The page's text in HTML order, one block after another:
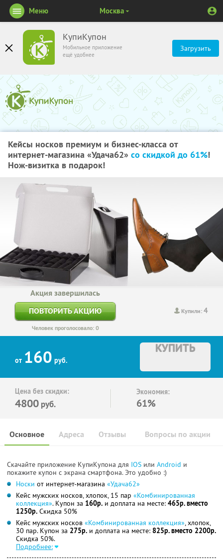
КупиКупон
Мобильное приложение
ещё удобнее
Загрузить
Меню Москва
Кейсы носков премиум и бизнес-класса от
интернет-магазина «Удача62» со скидкой до 61%!
Нож-визитка в подарок!
Купили:4
Акция завершилась
ПОВТОРИТЬ АКЦИЮ
Человек проголосовало: 0
от 160 руб.
КУПИТЬ
Цена без скидки:
4800 руб.
Экономия:
61%
Основное Отзывы Вопросы по акции
Адреса
Скачайте приложение КупиКупона для IOS или Android и
покажите купон с экрана смартфона. Это удобно :)
Носки от интернет-магазина «Удача62»
Кейс мужских носков, хлопок, 15 пар «Комбинированная
коллекция». Купон за 160р. и доплата на месте: 465р. вместо
1250р. Скидка 50%
Кейс мужских носков «Комбинированная коллекция», хлопок,
30 пар. Купон за 275р. и доплата на месте: 825р. вместо 2200р.
Скидка 50%.
Подробнее: